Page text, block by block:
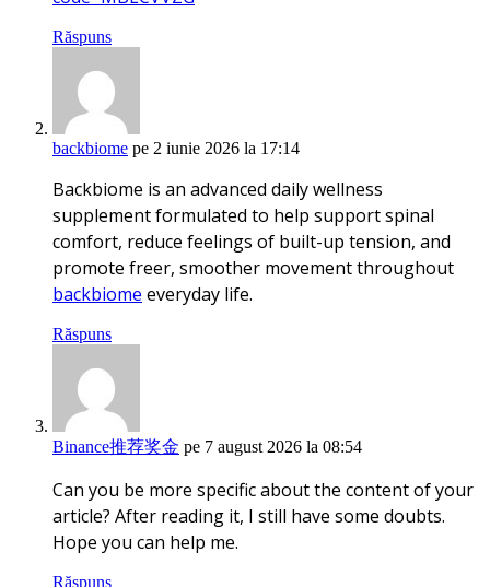
Răspuns
backbiome pe 2 iunie 2026 la 17:14
Backbiome is an advanced daily wellness
supplement formulated to help support spinal
comfort, reduce feelings of built-up tension, and
promote freer, smoother movement throughout
backbiome everyday life.
Răspuns
Binance推荐奖金 pe 7 august 2026 la 08:54
Can you be more specific about the content of your
article? After reading it, I still have some doubts.
Hope you can help me.
Răspuns